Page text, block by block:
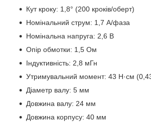
Кут кроку: 1,8° (200 кроків/оберт)
Номінальний струм: 1,7 А/фаза
Номінальна напруга: 2,6 В
Опір обмотки: 1,5 Ом
Індуктивність: 2,8 мГн
Утримувальний момент: 43 Н·см
Діаметр валу: 5 мм
Довжина валу: 24 мм
Довжина корпусу: 40 мм